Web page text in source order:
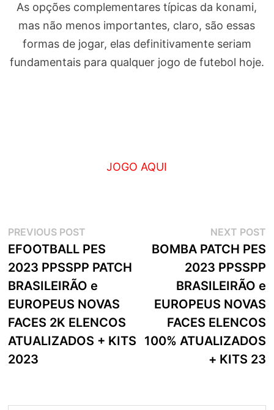
As opções complementares típicas da konami,
mas não menos importantes, claro, são essas
formas de jogar, elas definitivamente seriam
fundamentais para qualquer jogo de futebol hoje.
JOGO AQUI
Navegação
de
artigos
PREVIOUS POSTPrevious
post:
EFOOTBALL PES
2023 PPSSPP PATCH
BRASILEIRÃO e
EUROPEUS NOVAS
FACES 2K ELENCOS
ATUALIZADOS + KITS
2023
NEXT POST
BOMBA PATCH PES
2023 PPSSPP
BRASILEIRÃO e
EUROPEUS NOVAS
FACES ELENCOS
100% ATUALIZADOS
+ KITS 23